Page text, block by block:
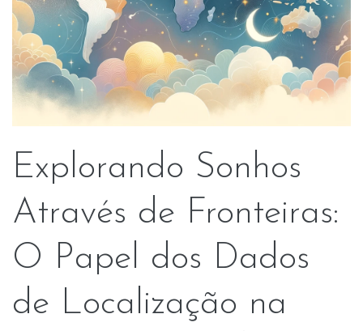
Explorando Sonhos
Através de Fronteiras:
O Papel dos Dados
de Localização na